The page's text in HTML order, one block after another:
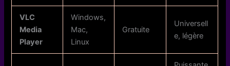
VLC
Media
Player
Windows,
Mac,
Linux
Gratuite
Universell
e, légère